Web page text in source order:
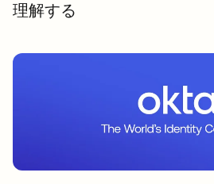
理解する